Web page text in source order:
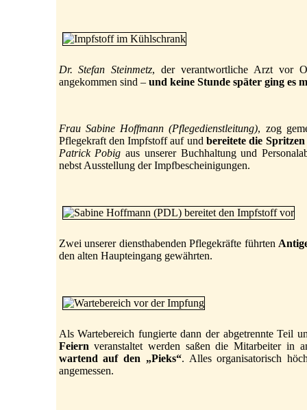
Dr. Stefan Steinmetz, der verantwortliche Arzt vor
angekommen sind – und keine Stunde später ging es
Frau Sabine Hoffmann (Pflegedienstleitung), zog
Pflegekraft den Impfstoff auf und bereitete die
Patrick Pobig aus unserer Buchhaltung und
nebst Ausstellung der Impfbescheinigungen.
Zwei unserer diensthabenden Pflegekräfte führten
den alten Haupteingang gewährten.
Als Wartebereich fungierte dann der abgetrennte Teil
Feiern veranstaltet werden saßen die Mitarbeiter in
wartend auf den „Pieks“. Alles organisatorisch
angemessen.